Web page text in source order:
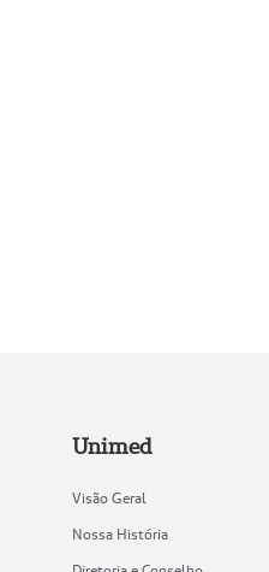
Unimed
Visão Geral
Nossa História